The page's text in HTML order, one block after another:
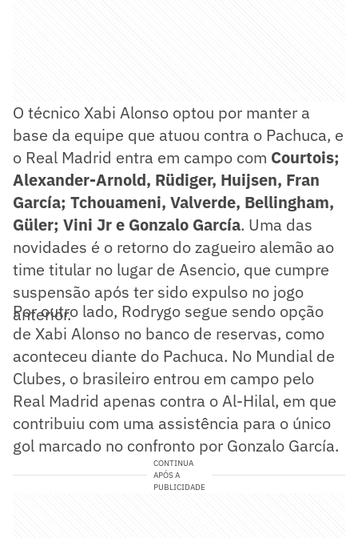
O técnico Xabi Alonso optou por manter a
base da equipe que atuou contra o Pachuca, e
o Real Madrid entra em campo com Courtois;
Alexander-Arnold, Rüdiger, Huijsen, Fran
García; Tchouameni, Valverde, Bellingham,
Güler; Vini Jr e Gonzalo García. Uma das
novidades é o retorno do zagueiro alemão ao
time titular no lugar de Asencio, que cumpre
suspensão após ter sido expulso no jogo
anterior.
Por outro lado, Rodrygo segue sendo opção
de Xabi Alonso no banco de reservas, como
aconteceu diante do Pachuca. No Mundial de
Clubes, o brasileiro entrou em campo pelo
Real Madrid apenas contra o Al-Hilal, em que
contribuiu com uma assistência para o único
gol marcado no confronto por Gonzalo García.
CONTINUA
APÓS A
PUBLICIDADE